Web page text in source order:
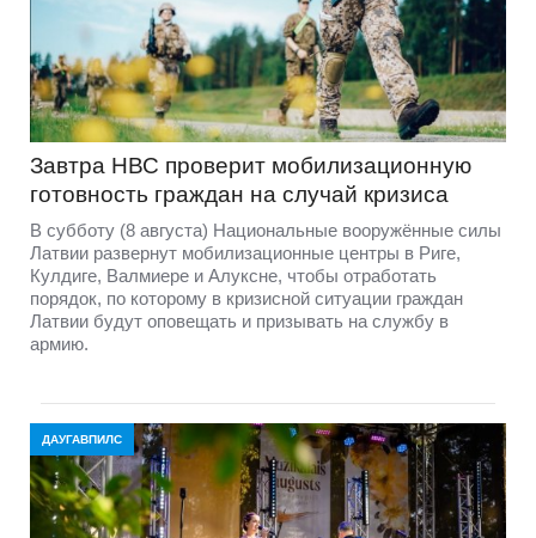
Завтра НВС проверит мобилизационную
готовность граждан на случай кризиса
В субботу (8 августа) Национальные вооружённые силы
Латвии развернут мобилизационные центры в Риге,
Кулдиге, Валмиере и Алуксне, чтобы отработать
порядок, по которому в кризисной ситуации граждан
Латвии будут оповещать и призывать на службу в
армию.
ДАУГАВПИЛС